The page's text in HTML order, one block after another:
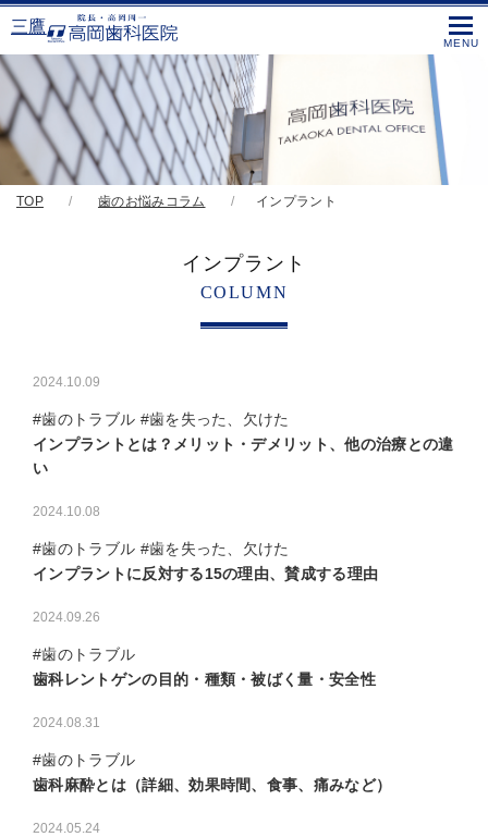
三鷹
TOP 歯のお悩みコラム インプラント
インプラント
COLUMN
2024.10.09
#歯のトラブル #歯を失った、欠けた
インプラントとは？メリット・デメリット、他の治療との違
い
2024.10.08
#歯のトラブル #歯を失った、欠けた
インプラントに反対する15の理由、賛成する理由
2024.09.26
#歯のトラブル
歯科レントゲンの目的・種類・被ばく量・安全性
2024.08.31
#歯のトラブル
歯科麻酔とは（詳細、効果時間、食事、痛みなど）
2024.05.24